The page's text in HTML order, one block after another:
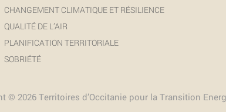
CHANGEMENT CLIMATIQUE ET RÉSILIENCE
QUALITÉ DE L’AIR
PLANIFICATION TERRITORIALE
SOBRIÉTÉ
© 2026 Territoires d’Occitanie pour la Transition